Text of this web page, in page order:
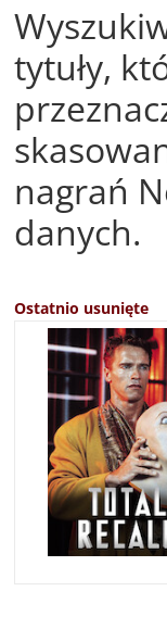
tytuły,
nagrań
danych.
Ostatnio usunięte